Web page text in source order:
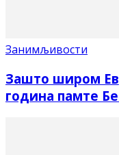
Занимљивости
Зашто широм
година памте